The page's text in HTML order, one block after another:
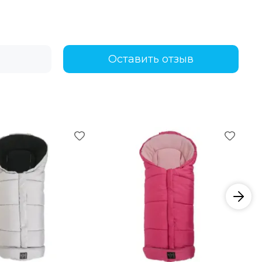
Оставить отзыв